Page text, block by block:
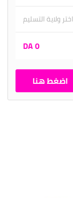
اختر ولاية التسليم
0 DA
اضغط هنا
للطلب